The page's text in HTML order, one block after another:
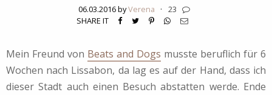
06.03.2016 byVerena ·
23
SHARE IT
Mein Freund von Beats and Dogs musste beruflich für 6
Wochen nach Lissabon, da lag es auf der Hand, dass ich
dieser Stadt auch einen Besuch abstatten werde. Ende